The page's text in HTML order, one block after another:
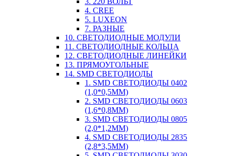
4. CREE
5. LUXEON
7. РАЗНЫЕ
10. СВЕТОДИОДНЫЕ МОДУЛИ
11. СВЕТОДИОДНЫЕ КОЛЬЦА
12. СВЕТОДИОДНЫЕ ЛИНЕЙКИ
13. ПРЯМОУГОЛЬНЫЕ
14. SMD СВЕТОДИОДЫ
1. SMD СВЕТОДИОДЫ 0402
(1,0*0,5ММ)
2. SMD СВЕТОДИОДЫ 0603
(1,6*0,8ММ)
3. SMD СВЕТОДИОДЫ 0805
(2,0*1,2ММ)
4. SMD СВЕТОДИОДЫ 2835
(2,8*3,5ММ)